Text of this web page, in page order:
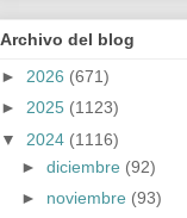
Archivo del blog
► 2026 (671)
► 2025 (1123)
▼ 2024 (1116)
► diciembre (92)
► noviembre (93)